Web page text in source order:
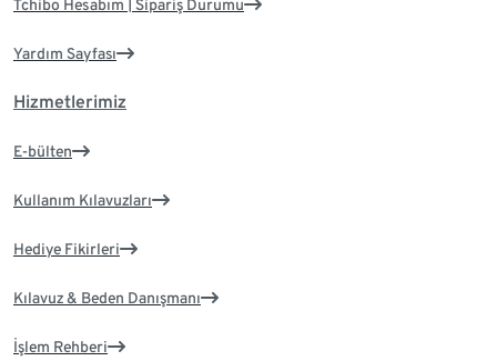
Tchibo Hesabım | Sipariş Durumu
Yardım Sayfası
Hizmetlerimiz
E-bülten
Kullanım Kılavuzları
Hediye Fikirleri
Kılavuz & Beden Danışmanı
İşlem Rehberi